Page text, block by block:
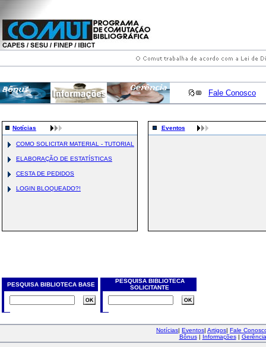
Fale Conosco
Notícias
COMO SOLICITAR MATERIAL - TUTORIAL
ELABORAÇÃO DE ESTATÍSTICAS
CESTA DE PEDIDOS
LOGIN BLOQUEADO?!
Eventos
PESQUISA BIBLIOTECA BASE
PESQUISA BIBLIOTECA
SOLICITANTE
Notícias| Eventos| Artigos| Fale
Bônus| Informações| Gerência